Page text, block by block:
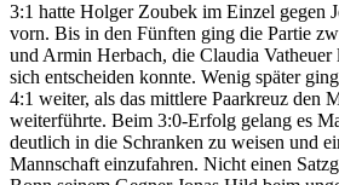
3:1 hatte Holger Zoubek im Einzel gegen
vorn. Bis in den Fünften ging die Partie
und Armin Herbach, die Claudia
sich entscheiden konnte. Wenig später
4:1 weiter, als das mittlere Paarkreuz den
weiterführte. Beim 3:0-Erfolg gelang es
deutlich in die Schranken zu weisen und
Mannschaft einzufahren. Nicht einen